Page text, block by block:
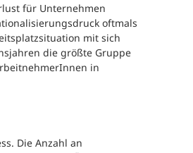
für Unternehmen
oftmals
mit sich
die größte Gruppe
in
Die Anzahl an